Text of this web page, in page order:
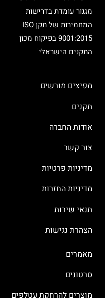
מגנור עומדת בדרישות
המחמירות של תקן ISO
9001:2015 בפיקוח מכון
התקנים הישראלי"
מפיצים מורשים
תקנים
אודות החברה
צור קשר
מדיניות פרטיות
מדיניות החזרות
תנאי שירות
הצהרת נגישות
מאמרים
סרטונים